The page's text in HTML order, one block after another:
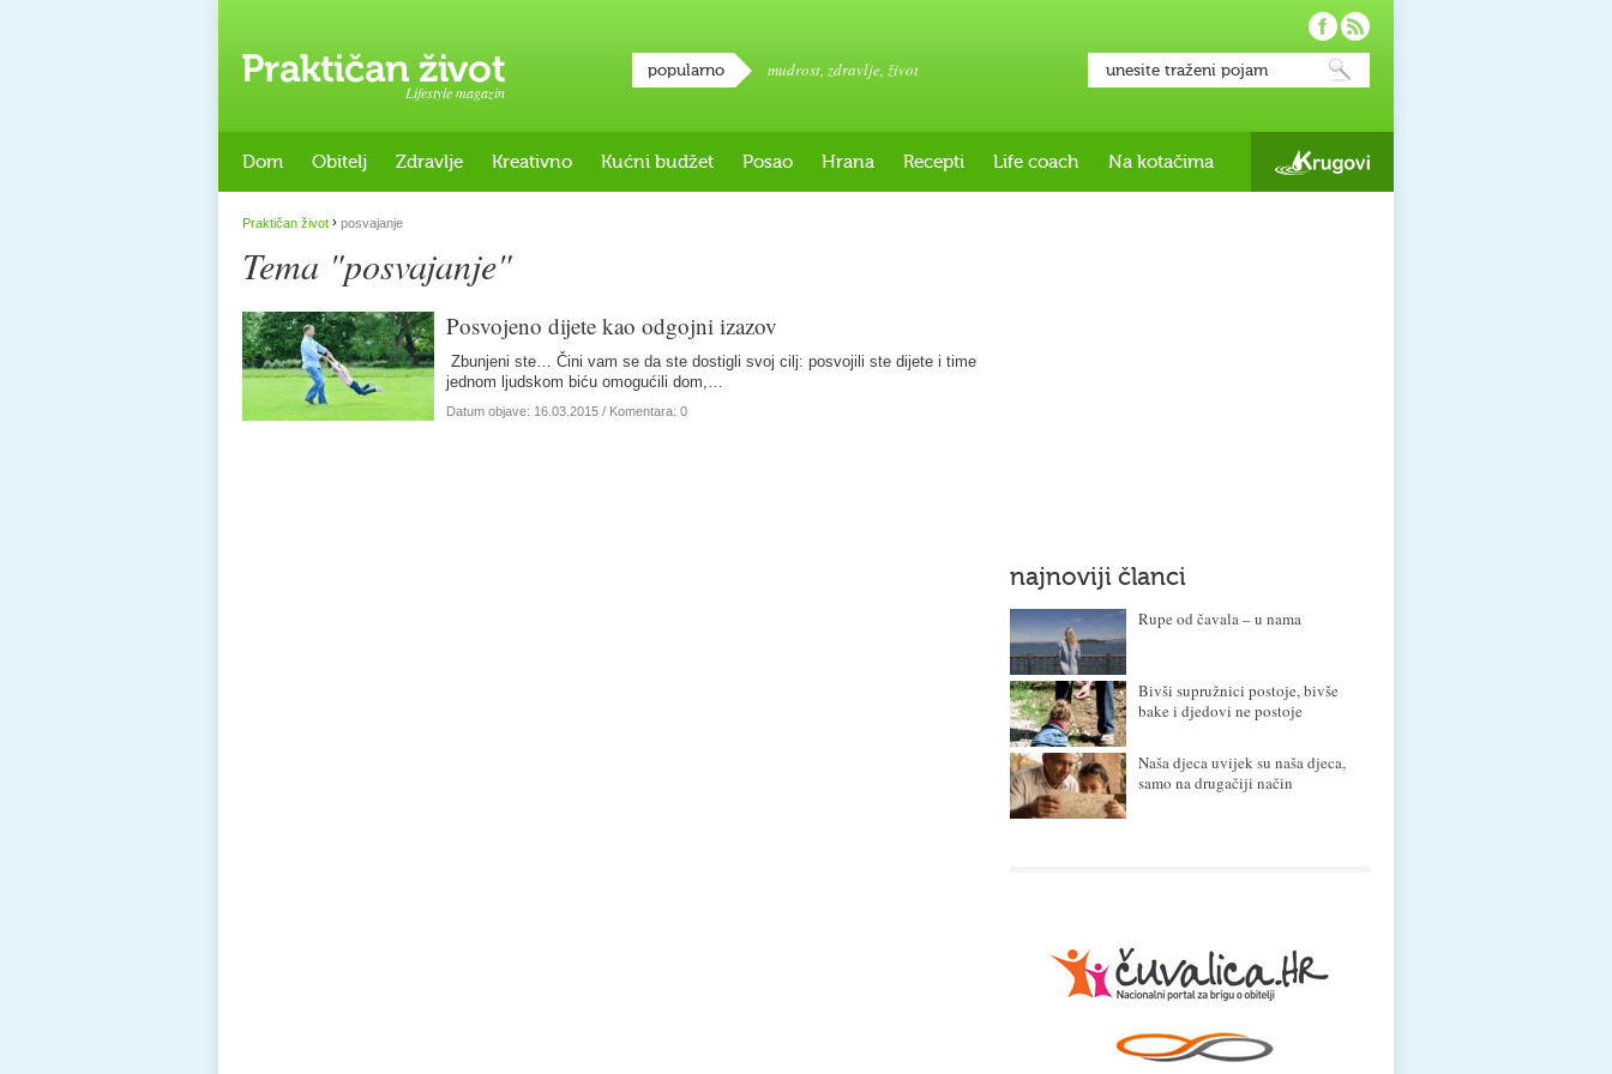
Lifestyle magazin
popularno mudrost, zdravlje, život
Dom Obitelj Zdravlje Kreativno Kućni budžet Posao Hrana Recepti Life coach Na kotačima
Praktičan život › posvajanje
Tema "posvajanje"
Posvojeno dijete kao odgojni izazov
Zbunjeni ste… Čini vam se da ste dostigli svoj cilj: posvojili ste dijete i time
jednom ljudskom biću omogućili dom,…
Datum objave: 16.03.2015 / Komentara: 0
najnoviji članci
Rupe od čavala – u nama
Bivši supružnici postoje, bivše
bake i djedovi ne postoje
Naša djeca uvijek su naša djeca,
samo na drugačiji način